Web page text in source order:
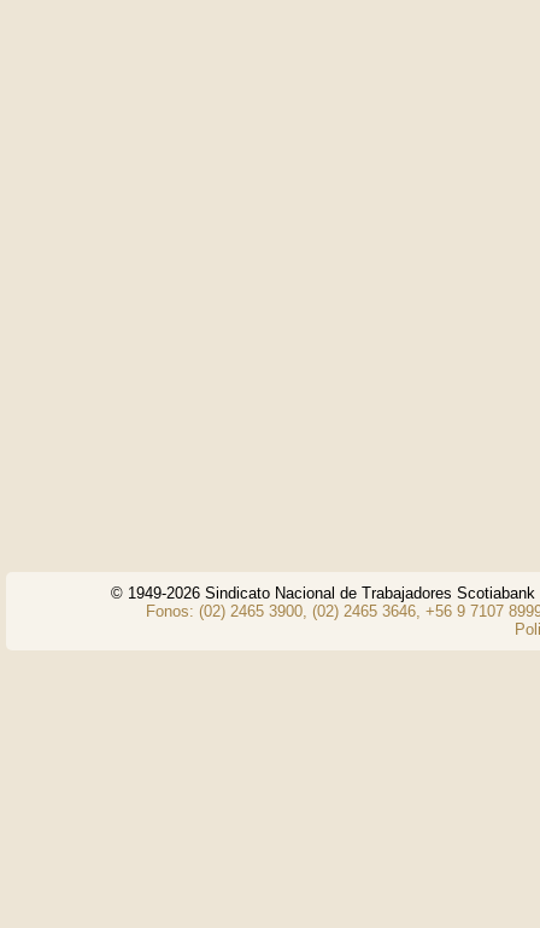
© 1949-2026 Sindicato Nacional de Trabajadores
Fonos: (02) 2465 3900, (02) 2465 3646, +56 9 7107